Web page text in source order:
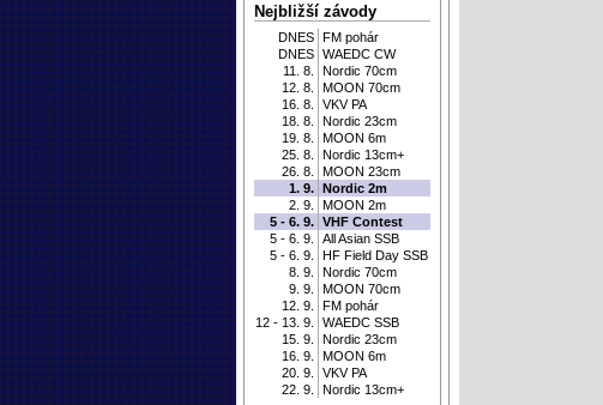
Nejbližší závody
DNES FM pohár
DNES WAEDC CW
11. 8.
Nordic 70cm
12. 8.
MOON 70cm
16. 8.
VKV PA
18. 8.
Nordic 23cm
19. 8.
MOON 6m
25. 8.
Nordic 13cm+
26. 8.
MOON 23cm
1. 9. Nordic 2m
2. 9.
MOON 2m
5 - 6. 9. VHF Contest
5 - 6. 9.
All Asian SSB
5 - 6. 9.
HF Field Day SSB
8. 9.
Nordic 70cm
9. 9.
MOON 70cm
12. 9.
FM pohár
12 - 13. 9.
WAEDC SSB
15. 9.
Nordic 23cm
16. 9.
MOON 6m
20. 9.
VKV PA
22. 9.
Nordic 13cm+